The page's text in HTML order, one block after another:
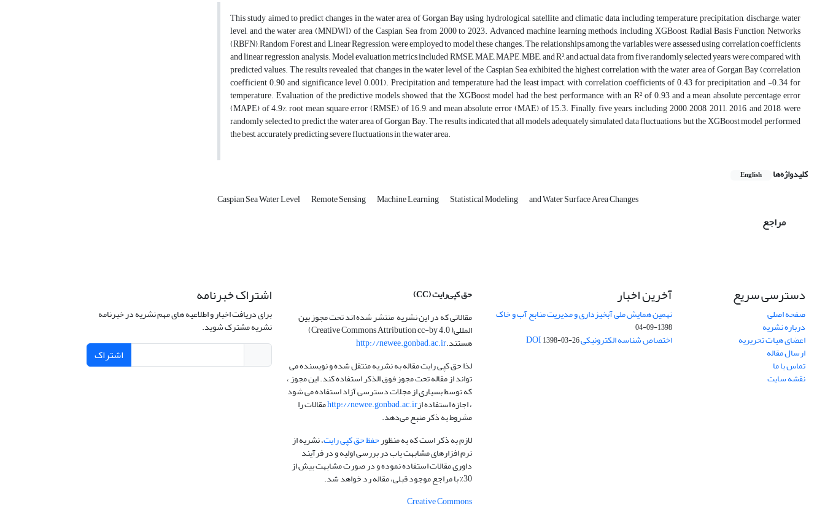
This study aimed to predict changes in the water area of Gorgan Bay using hydrological, satellite, and climatic data, including temperature, precipitation, discharge, water
level, and the water area (MNDWI) of the Caspian Sea from 2000 to 2023. Advanced machine learning methods, including XGBoost, Radial Basis Function Networks
(RBFN), Random Forest, and Linear Regression, were employed to model these changes. The relationships among the variables were assessed using correlation coefficients
and linear regression analysis. Model evaluation metrics included RMSE, MAE, MAPE, MBE, and R², and actual data from five randomly selected years were compared with
predicted values. The results revealed that changes in the water level of the Caspian Sea exhibited the highest correlation with the water area of Gorgan Bay (correlation
coefficient 0.90 and significance level 0.001). Precipitation and temperature had the least impact, with correlation coefficients of 0.43 for precipitation and -0.34 for
temperature. Evaluation of the predictive models showed that the XGBoost model had the best performance, with an R² of 0.93 and a mean absolute percentage error
(MAPE) of 4.9%, root mean square error (RMSE) of 16.9, and mean absolute error (MAE) of 15.3. Finally, five years, including 2000, 2008, 2011, 2016, and 2018, were
randomly selected to predict the water area of Gorgan Bay. The results indicated that all models adequately simulated data fluctuations, but the XGBoost model performed
the best, accurately predicting severe fluctuations in the water area.
کلیدواژه‌ها English
Caspian Sea Water Level Remote Sensing Machine Learning Statistical Modeling and Water Surface Area Changes
مراجع
دسترسی سریع
صفحه اصلی
درباره نشریه
اعضای هیات تحریریه
ارسال مقاله
تماس با ما
نقشه سایت
آخرین اخبار
نهمین همایش ملی آبخیزداری و مدیریت منابع آب و خاک
1398-09-04
اختصاص شناسه الکترونیکی DOI1398-03-26
حق کپی‌رایت(CC)
مقالاتی که در این نشریه منتشر شده اند تحت مجوز بین
المللی( Creative Commons Attribution cc-by 4.0)
هستند.http://newee.gonbad.ac.ir
لذا حق کپی رایت مقاله به نشریه منتقل شده و نویسنده می
تواند از مقاله تحت مجوز فوق الذکر استفاده کند. این مجوز ،
که توسط بسیاری از مجلات دسترسی آزاد استفاده می شود
، اجازه استفاده ازhttp://newee.gonbad.ac.irمقالات را
مشروط به ذکر منبع می‌دهد.
لازم به ذکر است که به منظورحفظ حق کپی رایت، نشریه از
نرم افزارهای مشابهت یاب در بررسی اولیه و در فرآیند
داوری مقالات استفاده نموده و در صورت مشابهت بیش از
30% با مراجع موجود قبلی، مقاله رد خواهد شد.
Creative Commons
اشتراک خبرنامه
برای دریافت اخبار و اطلاعیه های مهم نشریه در خبرنامه
نشریه مشترک شوید.
اشتراک